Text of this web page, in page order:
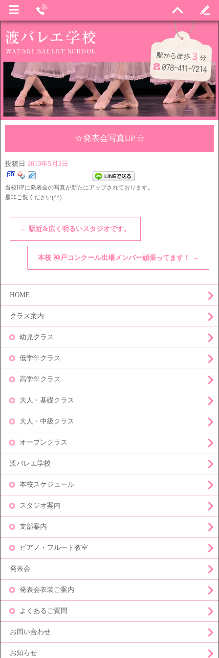
☆発表会写真UP ☆
投稿日 2013年5月2日
当校HPに発表会の写真が新たにアップされております。
是非ご覧ください(^^)
← 駅近&広く明るいスタジオです。
本校 神戸コンクール出場メンバー頑張ってます！ →
HOME
クラス案内
幼児クラス
低学年クラス
高学年クラス
大人・基礎クラス
大人・中級クラス
オープンクラス
渡バレエ学校
本校スケジュール
スタジオ案内
支部案内
ピアノ・フルート教室
発表会
発表会衣装ご案内
よくあるご質問
お問い合わせ
お知らせ